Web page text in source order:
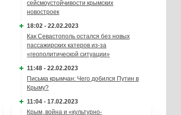
сейсмоустойчивости крымских
новостроек
18:02 - 22.02.2023
Как Севастополь остался без новых
пассажирских катеров из-за
«геополитической ситуации»
11:48 - 22.02.2023
Письма крымчан: Чего добился Путин в
Крыму?
11:04 - 17.02.2023
Крым, война и «культурно-